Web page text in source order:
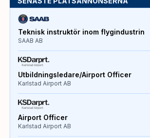
Teknisk instruktör inom flygindustrin
SAAB AB
Utbildningsledare/Airport Officer
Karlstad Airport AB
Airport Officer
Karlstad Airport AB